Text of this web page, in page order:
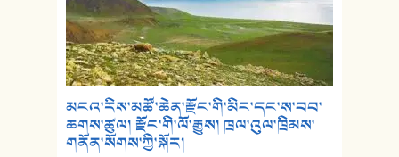
མངའ་རིས་མཚོ་ཆེན་རྫོང་གི་མིང་དང་ས་བབ་
ཆགས་ཚུལ། རྫོང་གི་ལོ་རྒྱུས། ཁྲལ་འུལ་ཁྲིམས་
གནོན་སོགས་ཀྱི་སྐོར།